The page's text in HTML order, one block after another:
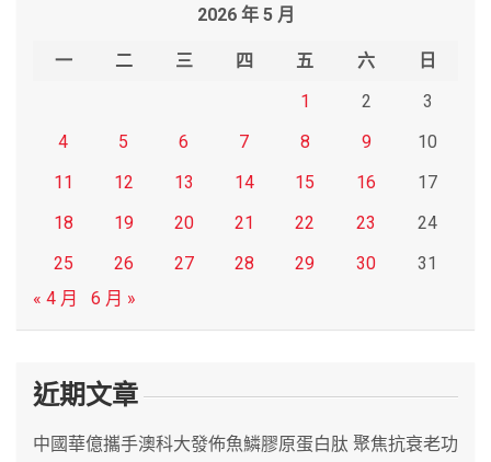
2026 年 5 月
一 二 三 四 五 六
日
1
2
3
4
5 6 7 8 9
10
11
12 13 14 15 16
17
18
19 20 21 22 23
24
25
26 27 28 29 30
31
« 4 月
6 月 »
近期文章
中國華億攜手澳科大發佈魚鱗膠原蛋白肽 聚焦抗衰老功